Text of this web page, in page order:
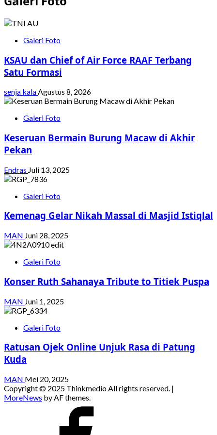
Galeri Foto
KSAU dan Chief of Air Force RAAF Terbang
Satu Formasi
senja kalaAgustus 8, 2026
Galeri Foto
Keseruan Bermain Burung Macaw di Akhir
Pekan
Endras Juli 13, 2025
Galeri Foto
Kemenag Gelar Nikah Massal di Masjid Istiqlal
MAN Juni 28, 2025
Galeri Foto
Konser Ruth Sahanaya Tribute to Titiek Puspa
MAN Juni 1, 2025
Galeri Foto
Ratusan Ojek Online Unjuk Rasa di Patung
Kuda
MAN Mei 20, 2025
Copyright © 2025 Thinkmedio All rights reserved. |
MoreNews by AF themes.